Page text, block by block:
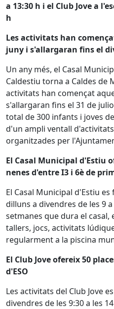
a 13:30 h i el Club Jove a
h
Les activitats han
juny i s'allargaran fins el
Un any més, el Casal
Caldestiu torna a Caldes de
activitats han començat
s'allargaran fins el 31 de
total de 300 infants i joves
d'un ampli ventall
organitzades per
El Casal Municipal d'Estiu
nenes d'entre I3 i 6è de
El Casal Municipal d'Estiu es
dilluns a divendres de les 9
setmanes que dura el
tallers, jocs, activitats
regularment a la piscina
El Club Jove ofereix 50
d'ESO
Les activitats del Club Jove
divendres de les 9:30 a les